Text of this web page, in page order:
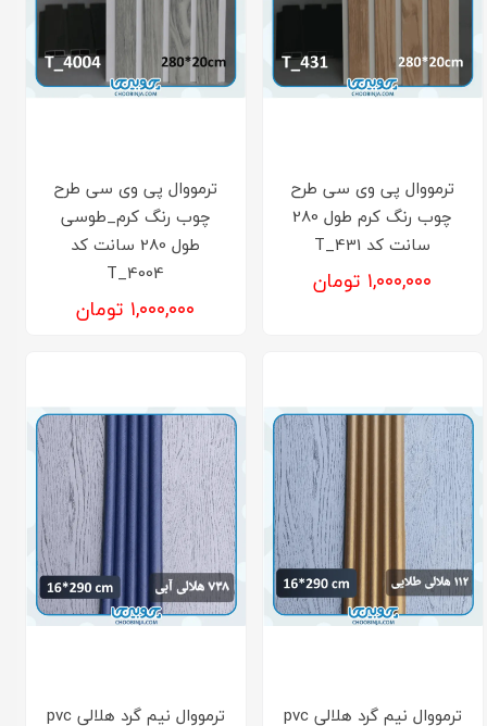
ترمووال پی وی سی طرح
چوب رنگ کرم طول 280
سانت کد T_431
۱,۰۰۰,۰۰۰ تومان
ترمووال پی وی سی طرح
چوب رنگ کرم_طوسی
طول 280 سانت کد
T_4004
۱,۰۰۰,۰۰۰ تومان
ترمووال نیم گرد هلالی pvc
ترمووال نیم گرد هلالی pvc